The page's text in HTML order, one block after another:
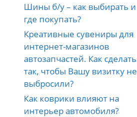
Шины б/у – как выбирать и
где покупать?
Креативные сувениры для
интернет-магазинов
автозапчастей. Как сделать
так, чтобы Вашу визитку не
выбросили?
Как коврики влияют на
интерьер автомобиля?